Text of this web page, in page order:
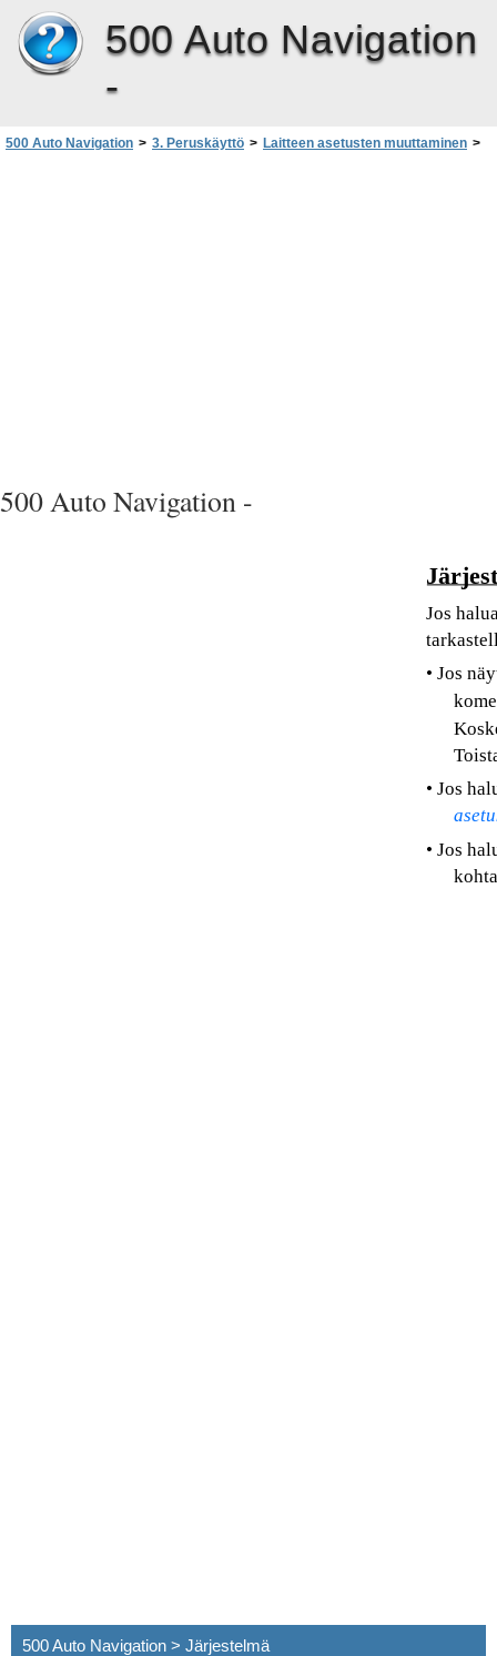
500 Auto Navigation
-
500 Auto Navigation > 3. Peruskäyttö > Laitteen asetusten muuttaminen >
500 Auto Navigation -
Jos
• Jos
• Jos
• Jos
500 Auto Navigation > Järjestelmä